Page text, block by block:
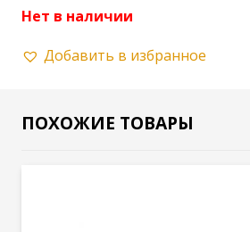
Нет в наличии
Добавить в избранное
ПОХОЖИЕ ТОВАРЫ